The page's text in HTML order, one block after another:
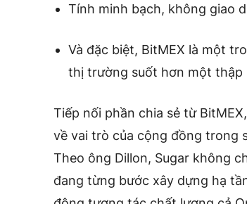
Tính minh bạch, không giao
Và đặc biệt, BitMEX là một
thị trường suốt hơn một thập
Tiếp nối phần chia sẻ từ
về vai trò của cộng đồng trong
Theo ông Dillon, Sugar không
đang từng bước xây dựng hạ